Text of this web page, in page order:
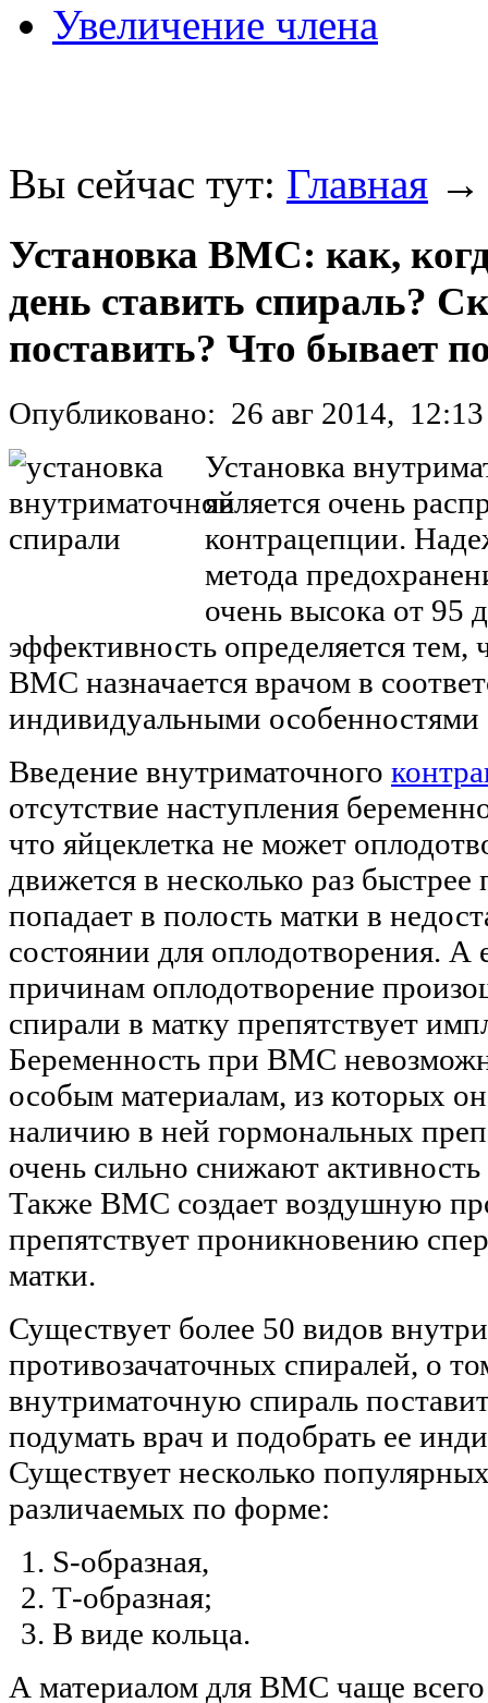
Увеличение члена
Вы сейчас тут: Главная
Установка ВМС: как,
день ставить спираль?
поставить? Что бывает
Опубликовано: 26 авг 2014, 12:13
Установка
является очень
контрацепции.
метода
очень высока от 95
эффективность определяется тем,
ВМС назначается врачом в
индивидуальными особенностями
Введение внутриматочного
отсутствие наступления
что яйцеклетка не может
движется в несколько раз
попадает в полость матки в
состоянии для оплодотворения. А
причинам оплодотворение
спирали в матку препятствует
Беременность при ВМС
особым материалам, из которых
наличию в ней гормональных
очень сильно снижают
Также ВМС создает воздушную
препятствует проникновению
матки.
Существует более 50 видов
противозачаточных спиралей, о
внутриматочную спираль
подумать врач и подобрать ее
Существует несколько
различаемых по форме:
S-образная,
Т-образная;
В виде кольца.
А материалом для ВМС чаще